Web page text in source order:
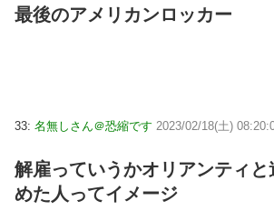
最後のアメリカンロッカー
33: 名無しさん＠恐縮です 2023/02/18(土)
解雇っていうかオリアンティ
めた人ってイメージ